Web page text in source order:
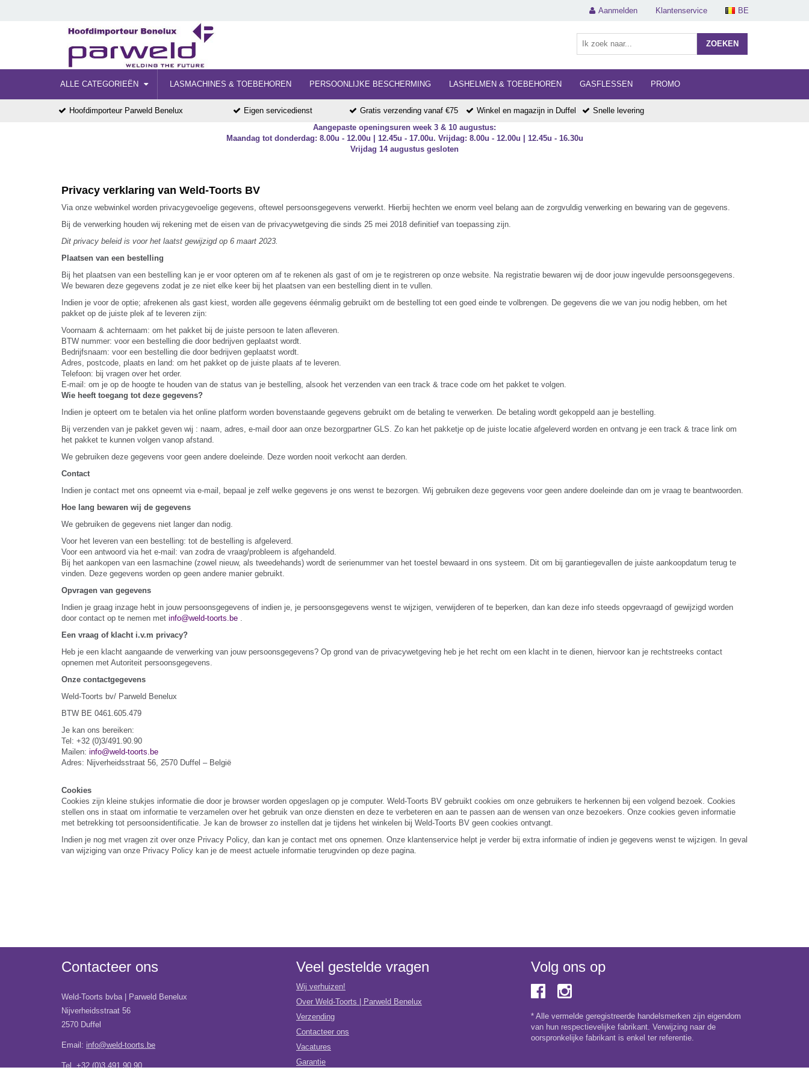
BE
Klantenservice
Aanmelden
ZOEKEN
ALLE CATEGORIEËN LASMACHINES & TOEBEHOREN PERSOONLIJKE BESCHERMING LASHELMEN & TOEBEHOREN GASFLESSEN PROMO
Hoofdimporteur Parweld Benelux Eigen servicedienst Gratis verzending vanaf €75 Winkel en magazijn in Duffel
Snelle levering
Aangepaste openingsuren week 3 & 10 augustus:
Maandag tot donderdag: 8.00u - 12.00u | 12.45u - 17.00u. Vrijdag: 8.00u - 12.00u | 12.45u - 16.30u
Vrijdag 14 augustus gesloten
Privacy verklaring van Weld-Toorts BV
Via onze webwinkel worden privacygevoelige gegevens, oftewel persoonsgegevens verwerkt. Hierbij hechten we enorm veel belang aan de zorgvuldig verwerking en bewaring van de gegevens.
Bij de verwerking houden wij rekening met de eisen van de privacywetgeving die sinds 25 mei 2018 definitief van toepassing zijn.
Dit privacy beleid is voor het laatst gewijzigd op 6 maart 2023.
Plaatsen van een bestelling
Bij het plaatsen van een bestelling kan je er voor opteren om af te rekenen als gast of om je te registreren op onze website. Na registratie bewaren wij de door jouw ingevulde persoonsgegevens.
We bewaren deze gegevens zodat je ze niet elke keer bij het plaatsen van een bestelling dient in te vullen.
Indien je voor de optie; afrekenen als gast kiest, worden alle gegevens éénmalig gebruikt om de bestelling tot een goed einde te volbrengen. De gegevens die we van jou nodig hebben, om het
pakket op de juiste plek af te leveren zijn:
Voornaam & achternaam: om het pakket bij de juiste persoon te laten afleveren.
BTW nummer: voor een bestelling die door bedrijven geplaatst wordt.
Bedrijfsnaam: voor een bestelling die door bedrijven geplaatst wordt.
Adres, postcode, plaats en land: om het pakket op de juiste plaats af te leveren.
Telefoon: bij vragen over het order.
E-mail: om je op de hoogte te houden van de status van je bestelling, alsook het verzenden van een track & trace code om het pakket te volgen.
Wie heeft toegang tot deze gegevens?
Indien je opteert om te betalen via het online platform worden bovenstaande gegevens gebruikt om de betaling te verwerken. De betaling wordt gekoppeld aan je bestelling.
Bij verzenden van je pakket geven wij : naam, adres, e-mail door aan onze bezorgpartner GLS. Zo kan het pakketje op de juiste locatie afgeleverd worden en ontvang je een track & trace link om
het pakket te kunnen volgen vanop afstand.
We gebruiken deze gegevens voor geen andere doeleinde. Deze worden nooit verkocht aan derden.
Contact
Indien je contact met ons opneemt via e-mail, bepaal je zelf welke gegevens je ons wenst te bezorgen. Wij gebruiken deze gegevens voor geen andere doeleinde dan om je vraag te beantwoorden.
Hoe lang bewaren wij de gegevens
We gebruiken de gegevens niet langer dan nodig.
Voor het leveren van een bestelling: tot de bestelling is afgeleverd.
Voor een antwoord via het e-mail: van zodra de vraag/probleem is afgehandeld.
Bij het aankopen van een lasmachine (zowel nieuw, als tweedehands) wordt de serienummer van het toestel bewaard in ons systeem. Dit om bij garantiegevallen de juiste aankoopdatum terug te
vinden. Deze gegevens worden op geen andere manier gebruikt.
Opvragen van gegevens
Indien je graag inzage hebt in jouw persoonsgegevens of indien je, je persoonsgegevens wenst te wijzigen, verwijderen of te beperken, dan kan deze info steeds opgevraagd of gewijzigd worden
door contact op te nemen met info@weld-toorts.be .
Een vraag of klacht i.v.m privacy?
Heb je een klacht aangaande de verwerking van jouw persoonsgegevens? Op grond van de privacywetgeving heb je het recht om een klacht in te dienen, hiervoor kan je rechtstreeks contact
opnemen met Autoriteit persoonsgegevens.
Onze contactgegevens
Weld-Toorts bv/ Parweld Benelux
BTW BE 0461.605.479
Je kan ons bereiken:
Tel: +32 (0)3/491.90.90
Mailen: info@weld-toorts.be
Adres: Nijverheidsstraat 56, 2570 Duffel – België
Cookies
Cookies zijn kleine stukjes informatie die door je browser worden opgeslagen op je computer. Weld-Toorts BV gebruikt cookies om onze gebruikers te herkennen bij een volgend bezoek. Cookies
stellen ons in staat om informatie te verzamelen over het gebruik van onze diensten en deze te verbeteren en aan te passen aan de wensen van onze bezoekers. Onze cookies geven informatie
met betrekking tot persoonsidentificatie. Je kan de browser zo instellen dat je tijdens het winkelen bij Weld-Toorts BV geen cookies ontvangt.
Indien je nog met vragen zit over onze Privacy Policy, dan kan je contact met ons opnemen. Onze klantenservice helpt je verder bij extra informatie of indien je gegevens wenst te wijzigen. In geval
van wijziging van onze Privacy Policy kan je de meest actuele informatie terugvinden op deze pagina.
Contacteer ons
Weld-Toorts bvba | Parweld Benelux
Nijverheidsstraat 56
2570 Duffel
Email: info@weld-toorts.be
Tel. +32 (0)3 491 90 90
Veel gestelde vragen
Wij verhuizen!
Over Weld-Toorts | Parweld Benelux
Verzending
Contacteer ons
Vacatures
Garantie
Volg ons op
* Alle vermelde geregistreerde handelsmerken zijn eigendom
van hun respectievelijke fabrikant. Verwijzing naar de
oorspronkelijke fabrikant is enkel ter referentie.